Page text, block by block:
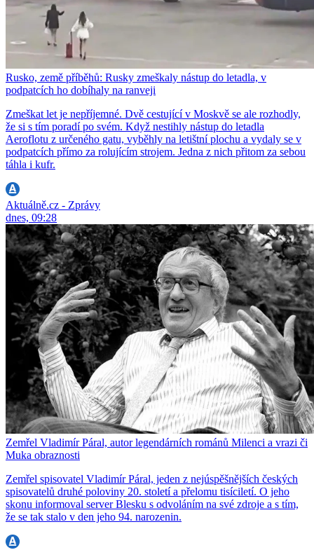
Rusko, země příběhů: Rusky zmeškaly nástup do letadla, v
podpatcích ho dobíhaly na ranveji
Zmeškat let je nepříjemné. Dvě cestující v Moskvě se ale rozhodly,
že si s tím poradí po svém. Když nestihly nástup do letadla
Aeroflotu z určeného gatu, vyběhly na letištní plochu a vydaly se v
podpatcích přímo za rolujícím strojem. Jedna z nich přitom za sebou
táhla i kufr.
Aktuálně.cz - Zprávy
dnes, 09:28
Zemřel Vladimír Páral, autor legendárních románů Milenci a vrazi či
Muka obraznosti
Zemřel spisovatel Vladimír Páral, jeden z nejúspěšnějších českých
spisovatelů druhé poloviny 20. století a přelomu tisíciletí. O jeho
skonu informoval server Blesku s odvoláním na své zdroje a s tím,
že se tak stalo v den jeho 94. narozenin.